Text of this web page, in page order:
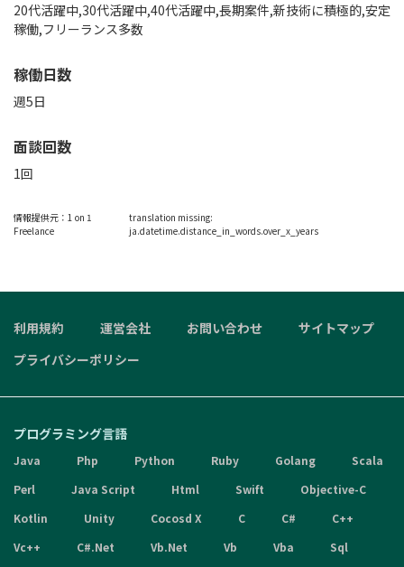
20代活躍中,30代活躍中,40代活躍中,長期案件,新技術に積極的,安定
稼働,フリーランス多数
稼働日数
週5日
面談回数
1回
情報提供元： 1 on 1
Freelance
translation missing:
ja.datetime.distance_in_words.over_x_years
利用規約 運営会社 お問い合わせ
サイトマップ
プライバシーポリシー
プログラミング言語
Java Php Python Ruby Golang
Scala
Perl
Java Script Html Swift
Objective-C
Kotlin
Unity Cocosd X C C#
C++
Vc++
C#.Net Vb.Net Vb Vba
Sql